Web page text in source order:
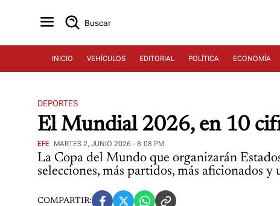
Buscar
INICIO VEHÍCULOS EDITORIAL POLÍTICA ECONOMÍA
DEPORTES
El Mundial 2026, en 10
EFE MARTES 2, JUNIO 2026 - 8:08 PM
La Copa del Mundo que organizarán
selecciones, más partidos, más aficionados
COMPARTIR: